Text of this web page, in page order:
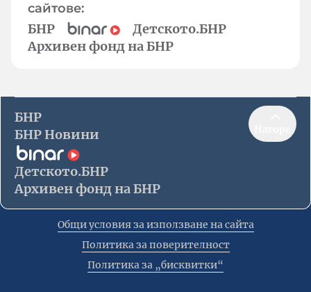
сайтове:
БНР
Детското.БНР
Архивен фонд на БНР
БНР
БНР Новини
Детското.БНР
Архивен фонд на БНР
Общи условия за използване на сайта
Политика за поверителност
Политика за „бисквитки“